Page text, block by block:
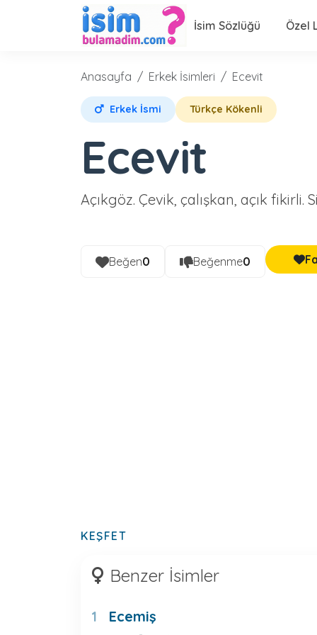
İsim Sözlüğü Özel
Anasayfa Erkek İsimleri Ecevit
Erkek İsmi Türkçe Kökenli
Ecevit
Açıkgöz. Çevik, çalışkan, açık fikirli.
Beğen0 Beğenme0
KEŞFET
Benzer İsimler
1 Ecemiş